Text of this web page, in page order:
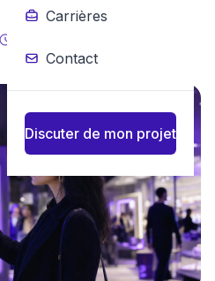
Carrières
Contact
Discuter de mon projet